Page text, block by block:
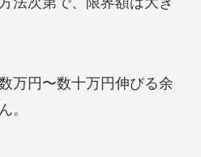
万円〜数十万円伸びる余
。